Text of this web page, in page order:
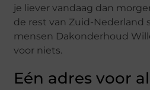
je liever vandaag dan
de rest van Zuid-Nederland
mensen Dakonderhoud
voor niets.
Eén adres voor